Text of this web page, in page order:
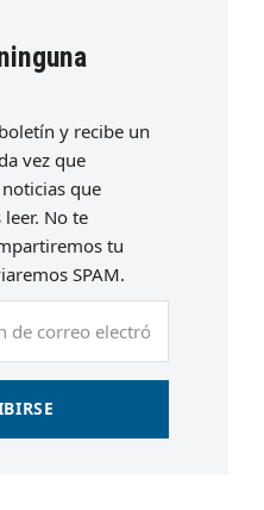
y recibe un
vez que
que
No te
tu
SPAM.